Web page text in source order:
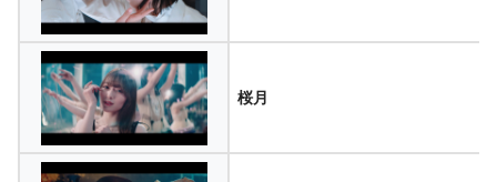
桜月